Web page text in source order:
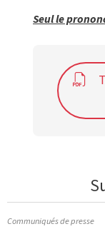
Seul le
Communiqués de presse